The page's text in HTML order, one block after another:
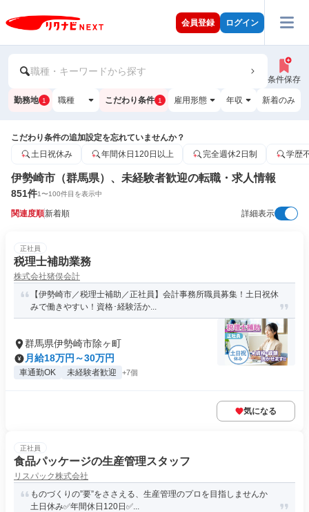
会員登録 ログイン
職種・キーワードから探す
条件保存
勤務地 1 職種 こだわり条件 1 雇用形態 年収 新着のみ
こだわり条件の追加設定を忘れていませんか？
土日祝休み
年間休日120日以上 完全週休2日制 学歴
伊勢崎市（群馬県）、未経験者歓迎の転職・求人情報
851件1〜100件目を表示中
関連度順新着順 詳細表示
正社員
税理士補助業務
株式会社猪俣会計
【伊勢崎市／税理士補助／正社員】会計事務所職員募集！土日祝休
みで働きやすい！資格･経験活か...
群馬県伊勢崎市除ヶ町
月給18万円～30万円
車通勤OK 未経験者歓迎 +7個
気になる
正社員
食品パッケージの生産管理スタッフ
リスパック株式会社
ものづくりの”要”をささえる、生産管理のプロを目指しませんか
土日休み✅年間休日120日✅...